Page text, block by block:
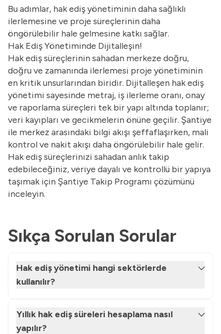
Bu adımlar, hak ediş yönetiminin daha sağlıklı
ilerlemesine ve proje süreçlerinin daha
öngörülebilir hale gelmesine katkı sağlar.
Hak Ediş Yönetiminde Dijitalleşin!
Hak ediş süreçlerinin sahadan merkeze doğru,
doğru ve zamanında ilerlemesi proje yönetiminin
en kritik unsurlarından biridir. Dijitalleşen hak ediş
yönetimi sayesinde metraj, iş ilerleme oranı, onay
ve raporlama süreçleri tek bir yapı altında toplanır;
veri kayıpları ve gecikmelerin önüne geçilir. Şantiye
ile merkez arasındaki bilgi akışı şeffaflaşırken, mali
kontrol ve nakit akışı daha öngörülebilir hale gelir.
Hak ediş süreçlerinizi sahadan anlık takip
edebileceğiniz, veriye dayalı ve kontrollü bir yapıya
taşımak için Şantiye Takip Programı çözümünü
inceleyin.
Sıkça Sorulan Sorular
Hak ediş yönetimi hangi sektörlerde
kullanılır?
Yıllık hak ediş süreleri hesaplama nasıl
yapılır?